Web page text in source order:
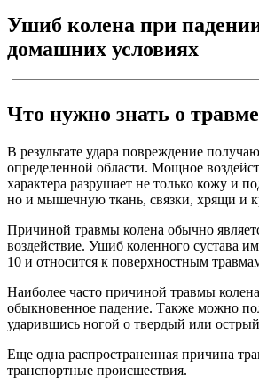
Ушиб колена при
домашних условиях
Что нужно знать о травме
В результате удара повреждение
определенной области. Мощное
характера разрушает не только кожу и
но и мышечную ткань, связки, хрящи и
Причиной травмы колена обычно
воздействие. Ушиб коленного сустава
10 и относится к поверхностным
Наиболее часто причиной травмы
обыкновенное падение. Также можно
ударившись ногой о твердый или
Еще одна распространенная причина
транспортные происшествия.